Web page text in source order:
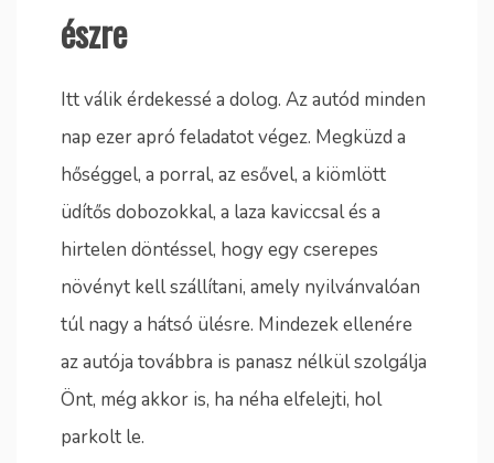
észre
Itt válik érdekessé a dolog. Az autód minden
nap ezer apró feladatot végez. Megküzd a
hőséggel, a porral, az esővel, a kiömlött
üdítős dobozokkal, a laza kaviccsal és a
hirtelen döntéssel, hogy egy cserepes
növényt kell szállítani, amely nyilvánvalóan
túl nagy a hátsó ülésre. Mindezek ellenére
az autója továbbra is panasz nélkül szolgálja
Önt, még akkor is, ha néha elfelejti, hol
parkolt le.